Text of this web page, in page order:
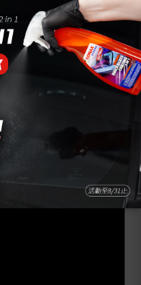
鍍膜經驗玩家操作更好
內使用完畢，以確保最
該車，清洗請使用中性
定時間才進行擦拭鍍